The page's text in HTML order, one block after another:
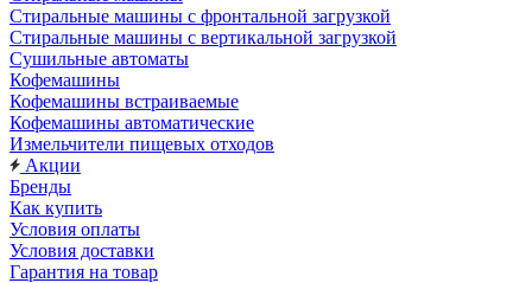
Стиральные машины с фронтальной загрузкой
Стиральные машины с вертикальной загрузкой
Сушильные автоматы
Кофемашины
Кофемашины встраиваемые
Кофемашины автоматические
Измельчители пищевых отходов
Акции
Бренды
Как купить
Условия оплаты
Условия доставки
Гарантия на товар